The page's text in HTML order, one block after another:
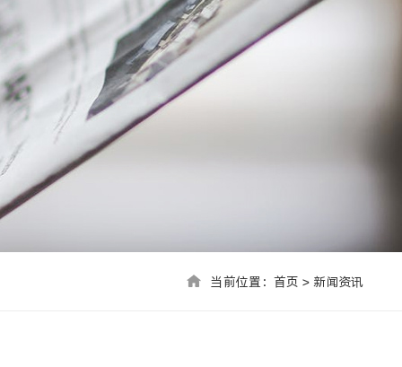
当前位置：首页 > 联系我们
当前位置： 首页 > 新闻资讯